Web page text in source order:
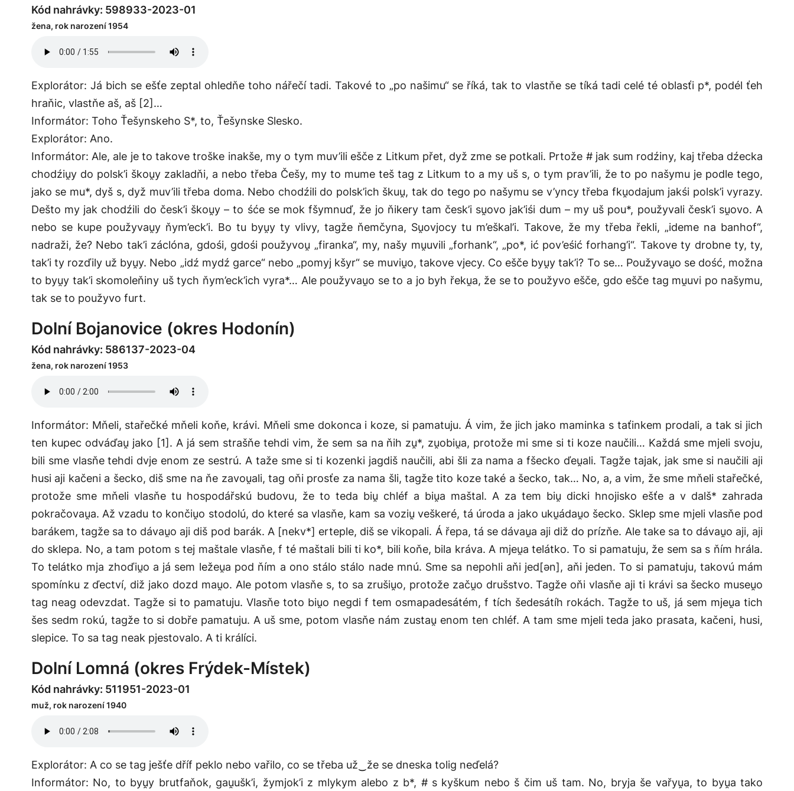
Kód nahrávky: 598933-2023-01
žena, rok narození 1954
Explorátor: Já bich se ešťe zeptal ohledňe toho nářečí tadi. Takové to „po našimu“ se říká, tak to vlastňe se tíká tadi celé té oblasťi p*, podél ťeh
hraňic, vlastňe aš, aš [2]…
Informátor: Toho Ťešynskeho S*, to, Ťešynske Slesko.
Explorátor: Ano.
Informátor: Ale, ale je to takove troške inakše, my o tym muv’ili ešče z Litkum přet, dyž zme se potkali. Prtože # jak sum rodźiny, kaj třeba dźecka
chodźiu̯y do polsk’i škou̯y zakladňi, a nebo třeba Češy, my to mume teš tag z Litkum to a my uš s, o tym prav’ili, že to po našymu je podle tego,
jako se mu*, dyš s, dyž muv’ili třeba doma. Nebo chodźili do polsk’ich škuu̯, tak do tego po našymu se v’yncy třeba fku̯odajum jakśi polsk’i vyrazy.
Dešto my jak chodźili do česk’i škou̯y – to śće se mok fšymnuď, že jo ňikery tam česk’i su̯ovo jak’iśi dum – my uš pou*, použyvali česk’i su̯ovo. A
nebo se kupe použyvau̯y ňym’eck’i. Bo tu byu̯y ty vlivy, tagže ňemčyna, Su̯ovjocy tu m’eškal’i. Takove, že my třeba řekli, „ideme na banhof“,
nadraži, že? Nebo tak’i záclóna, gdośi, gdośi použyvou̯ „firanka“, my, našy mu̯uvili „forhank“, „po*, ić pov’eśić forhang’i“. Takove ty drobne ty, ty,
tak’i ty rozďily už byu̯y. Nebo „idź mydź garce“ nebo „pomyj kšyr“ se muviu̯o, takove vjecy. Co ešče byu̯y tak’i? To se… Použyvau̯o se dość, možna
to byu̯y tak’i skomoleňiny uš tych ňym’eck’ich vyra*… Ale použyvau̯o se to a jo byh řeku̯a, že se to použyvo ešče, gdo ešče tag mu̯uvi po našymu,
tak se to použyvo furt.
Dolní Bojanovice (okres Hodonín)
Kód nahrávky: 586137-2023-04
žena, rok narození 1953
Informátor: Mňeli, stařečké mňeli koňe, krávi. Mňeli sme dokonca i koze, si pamatuju. Á vim, že jich jako maminka s taťinkem prodali, a tak si jich
ten kupec odváďau̯ jako [1]. A já sem strašňe tehdi vim, že sem sa na ňih zu̯*, zu̯obiu̯a, protože mi sme si ti koze naučili… Každá sme mjeli svoju,
bili sme vlasňe tehdi dvje enom ze sestrú. A taže sme si ti kozenki jagdiš naučili, abi šli za nama a fšecko ďeu̯ali. Tagže tajak, jak sme si naučili aji
husi aji kačeni a šecko, diš sme na ňe zavou̯ali, tag oňi prosťe za nama šli, tagže tito koze také a šecko, tak… No, a, a vim, že sme mňeli stařečké,
protože sme mňeli vlasňe tu hospodářskú budovu, že to teda biu̯ chléf a biu̯a maštal. A za tem biu̯ dicki hnojisko ešťe a v dalš* zahrada
pokračovau̯a. Až vzadu to končiu̯o stodolú, do které sa vlasňe, kam sa voziu̯ veškeré, tá úroda a jako uku̯ádau̯o šecko. Sklep sme mjeli vlasňe pod
barákem, tagže sa to dávau̯o aji diš pod barák. A [nekv*] erteple, diš se vikopali. Á řepa, tá se dávau̯a aji diž do prízňe. Ale take sa to dávau̯o aji, aji
do sklepa. No, a tam potom s tej maštale vlasňe, f té maštali bili ti ko*, bili koňe, bila kráva. A mjeu̯a telátko. To si pamatuju, že sem sa s ňím hrála.
To telátko mja zhoďiu̯o a já sem ležeu̯a pod ňím a ono stálo stálo nade mnú. Sme sa nepohli aňi jed[ən], aňi jeden. To si pamatuju, takovú mám
spomínku z ďectví, diž jako dozd mau̯o. Ale potom vlasňe s, to sa zrušiu̯o, protože začu̯o drušstvo. Tagže oňi vlasňe aji ti krávi sa šecko museu̯o
tag neag odevzdat. Tagže si to pamatuju. Vlasňe toto biu̯o negdi f tem osmapadesátém, f tích šedesátíh rokách. Tagže to uš, já sem mjeu̯a tich
šes sedm rokú, tagže to si dobře pamatuju. A uš sme, potom vlasňe nám zustau̯ enom ten chléf. A tam sme mjeli teda jako prasata, kačeni, husi,
slepice. To sa tag neak pjestovalo. A ti králíci.
Dolní Lomná (okres Frýdek-Místek)
Kód nahrávky: 511951-2023-01
muž, rok narození 1940
Explorátor: A co se tag ješťe dříf peklo nebo vařilo, co se třeba už‿že se dneska tolig neďelá?
Informátor: No, to byu̯y brutfaňok, gau̯ušk’i, žymjok’i z mlykym alebo z b*, # s kyškum nebo š čim uš tam. No, bryja še vařyu̯a, to byu̯a tako